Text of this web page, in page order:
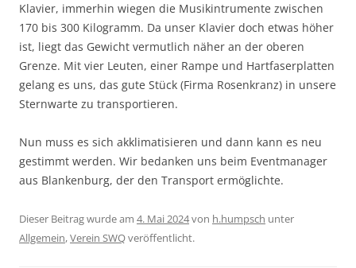
Klavier, immerhin wiegen die Musikintrumente zwischen
170 bis 300 Kilogramm. Da unser Klavier doch etwas höher
ist, liegt das Gewicht vermutlich näher an der oberen
Grenze. Mit vier Leuten, einer Rampe und Hartfaserplatten
gelang es uns, das gute Stück (Firma Rosenkranz) in unsere
Sternwarte zu transportieren.
Nun muss es sich akklimatisieren und dann kann es neu
gestimmt werden. Wir bedanken uns beim Eventmanager
aus Blankenburg, der den Transport ermöglichte.
Dieser Beitrag wurde am 4. Mai 2024von h.humpsch unter
Allgemein,Verein SWQveröffentlicht.